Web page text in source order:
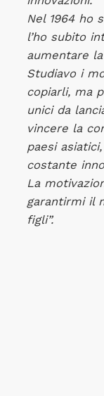
Nel 1964 ho
l’ho subito
aumentare
Studiavo i
copiarli, ma
unici da
vincere la
paesi
costante
La
garantirmi il
figli”.